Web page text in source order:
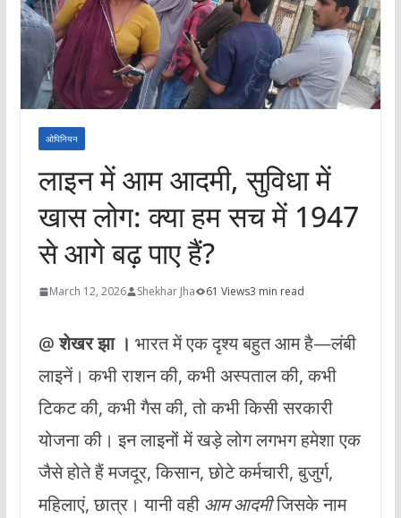
ओपिनियन
लाइन में आम आदमी, सुविधा में
खास लोग: क्या हम सच में 1947
से आगे बढ़ पाए हैं?
March 12, 2026 Shekhar Jha 61 Views3 min read
@ शेखर झा । भारत में एक दृश्य बहुत आम है—लंबी
लाइनें। कभी राशन की, कभी अस्पताल की, कभी
टिकट की, कभी गैस की, तो कभी किसी सरकारी
योजना की। इन लाइनों में खड़े लोग लगभग हमेशा एक
जैसे होते हैं मजदूर, किसान, छोटे कर्मचारी, बुजुर्ग,
महिलाएं, छात्र। यानी वही आम आदमीजिसके नाम